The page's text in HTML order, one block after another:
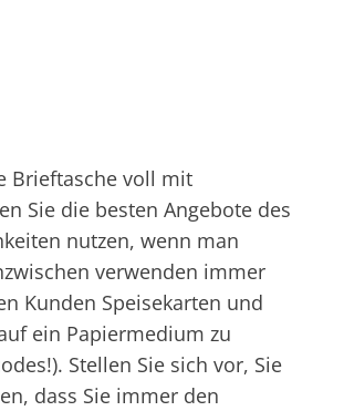
Brieftasche voll mit
Sie die besten Angebote des
nutzen, wenn man
verwenden immer
Kunden Speisekarten und
ein Papiermedium zu
Stellen Sie sich vor, Sie
dass Sie immer den